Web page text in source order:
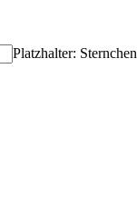
Platzhalter: